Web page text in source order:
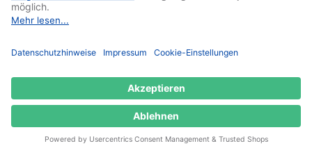
Feine Leinenstruktur
Format: 13,5 x 19,5 cm
Stück-Preisab 0,42 €
(inkl. MwSt.) ab 0,21 €
2